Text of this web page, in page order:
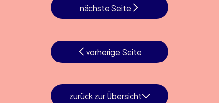
vorherige Seite
zurück zur Übersicht
nächste Seite